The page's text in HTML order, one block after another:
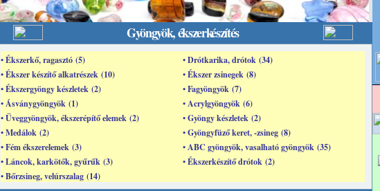
Gyöngyök, ékszerkészítés
• Ékszerkő, ragasztó (5)
• Drótkarika, drótok (34)
• Ékszer készítő alkatrészek (10)
• Ékszer zsinegek (8)
• Ékszergyöngy készletek (2)
• Fagyöngyök (7)
• Ásványgyöngyök (1)
• Acrylgyöngyök (6)
• Üveggyöngyök, ékszerépítő elemek (2)
• Gyöngy készletek (2)
• Medálok (2)
• Gyöngyfüző keret, -zsineg (8)
• Fém ékszerelemek (3)
• ABC gyöngyök, vasalható gyöngyök (35)
• Láncok, karkötők, gyűrűk (3)
• Ékszerkészítő drótok (2)
• Bőrzsineg, velúrszalag (14)